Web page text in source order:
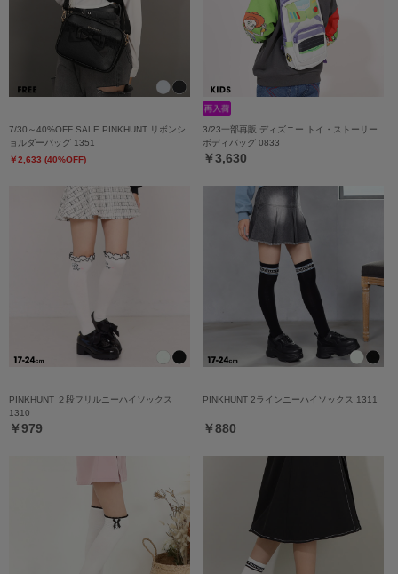
7/30～40%OFF SALE PINKHUNT リボンシ
ョルダーバッグ 1351
￥2,633 (40%OFF)
3/23一部再販 ディズニー トイ・ストーリー
ボディバッグ 0833
￥3,630
PINKHUNT ２段フリルニーハイソックス
1310
￥979
PINKHUNT 2ラインニーハイソックス 1311
￥880